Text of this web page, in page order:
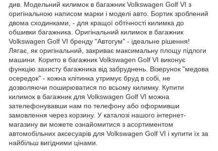
див. Модельний килимок в багажник Volkswagen Golf VI з
оригінальною написом марки і моделі авто. Бортик зроблений
двома сходинками, - для кращої обтічності килимка до
обшивки багажника. Оригінальний килимок в багажник
Volkswagen Golf VI бренду "Автогум" - ідеальне рішення!
Лягає, як оригінальний, закриває максимальну площу підлоги
машини. Корито в багажник Volkswagen Golf VI виконує
функцію захисту багажника від забруднень. Візерунок "медова
осередок" - кожна клітинка утримує бруд в собі, не
дозволяючи поширюватися по всьому килимку. Купити
килимок в багажник для Volkswagen Golf VI можна
зателефонувавши нам по телефону або оформивши
замовлення через корзину. У каталозі нашого інтернет-
магазину ви можете ознайомитися з асортиментом
автомобільних аксесуарів для Volkswagen Golf VI і купити їх за
найбільш вигідними цінами.